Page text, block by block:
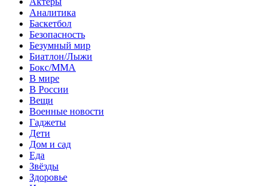
Аналитика
Баскетбол
Безопасность
Безумный мир
Биатлон/Лыжи
Бокс/MMA
В мире
В России
Вещи
Военные новости
Гаджеты
Дети
Дом и сад
Еда
Звёзды
Здоровье